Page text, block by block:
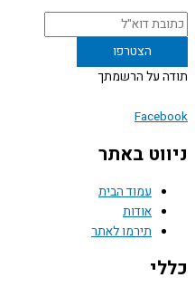
על הרשמתך
באתר
עמוד הבית
אודות
תירמו לאתר